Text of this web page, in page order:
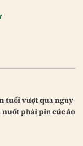
tuổi vượt qua nguy
nuốt phải pin cúc áo